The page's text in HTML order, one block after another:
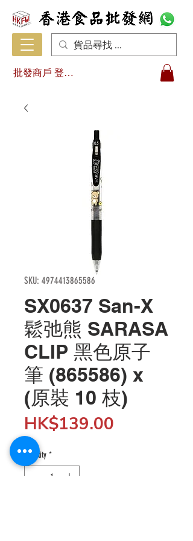
批發商戶 登入/註冊
SKU: 4974413865586
SX0637 San-X
鬆弛熊 SARASA
CLIP 黑色原子
筆 (865586) x
(原裝 10 枝)
HK$139.00
Quantity *